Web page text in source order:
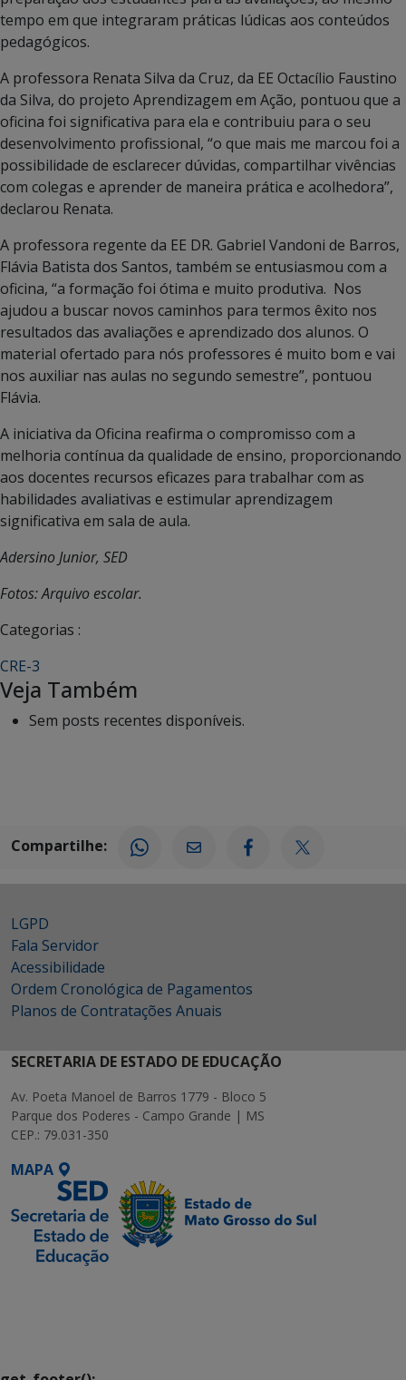
tempo em que integraram práticas lúdicas aos conteúdos
pedagógicos.
A professora Renata Silva da Cruz, da EE Octacílio Faustino
da Silva, do projeto Aprendizagem em Ação, pontuou que a
oficina foi significativa para ela e contribuiu para o seu
desenvolvimento profissional, “o que mais me marcou foi a
possibilidade de esclarecer dúvidas, compartilhar vivências
com colegas e aprender de maneira prática e acolhedora”,
declarou Renata.
A professora regente da EE DR. Gabriel Vandoni de Barros,
Flávia Batista dos Santos, também se entusiasmou com a
oficina, “a formação foi ótima e muito produtiva. Nos
ajudou a buscar novos caminhos para termos êxito nos
resultados das avaliações e aprendizado dos alunos. O
material ofertado para nós professores é muito bom e vai
nos auxiliar nas aulas no segundo semestre”, pontuou
Flávia.
A iniciativa da Oficina reafirma o compromisso com a
melhoria contínua da qualidade de ensino, proporcionando
aos docentes recursos eficazes para trabalhar com as
habilidades avaliativas e estimular aprendizagem
significativa em sala de aula.
Adersino Junior, SED
Fotos: Arquivo escolar.
Categorias :
CRE-3
Veja Também
Sem posts recentes disponíveis.
Compartilhe:
LGPD
Fala Servidor
Acessibilidade
Ordem Cronológica de Pagamentos
Planos de Contratações Anuais
SECRETARIA DE ESTADO DE EDUCAÇÃO
Av. Poeta Manoel de Barros 1779 - Bloco 5
Parque dos Poderes - Campo Grande | MS
CEP.: 79.031-350
MAPA